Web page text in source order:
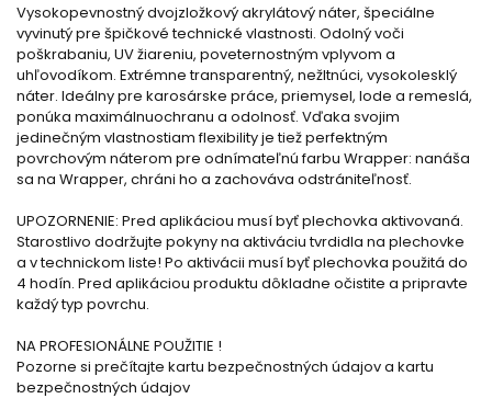
Vysokopevnostný dvojzložkový akrylátový náter, špeciálne
vyvinutý pre špičkové technické vlastnosti. Odolný voči
poškrabaniu, UV žiareniu, poveternostným vplyvom a
uhľovodíkom. Extrémne transparentný, nežltnúci, vysokolesklý
náter. Ideálny pre karosárske práce, priemysel, lode a remeslá,
ponúka maximálnuochranu a odolnosť. Vďaka svojim
jedinečným vlastnostiam flexibility je tiež perfektným
povrchovým náterom pre odnímateľnú farbu Wrapper: nanáša
sa na Wrapper, chráni ho a zachováva odstrániteľnosť.
UPOZORNENIE: Pred aplikáciou musí byť plechovka aktivovaná.
Starostlivo dodržujte pokyny na aktiváciu tvrdidla na plechovke
a v technickom liste! Po aktivácii musí byť plechovka použitá do
4 hodín. Pred aplikáciou produktu dôkladne očistite a pripravte
každý typ povrchu.
NA PROFESIONÁLNE POUŽITIE !
Pozorne si prečítajte kartu bezpečnostných údajov a kartu
bezpečnostných údajov